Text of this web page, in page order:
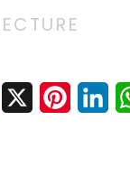
Facebook
X